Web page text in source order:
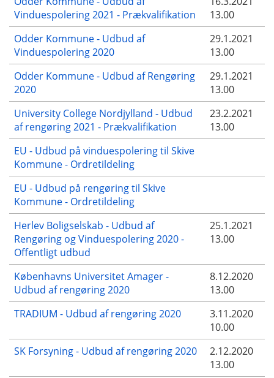
Vinduespolering 2021 - Prækvalifikation
13.00
Odder Kommune - Udbud af
Vinduespolering 2020
29.1.2021
13.00
Odder Kommune - Udbud af Rengøring
2020
29.1.2021
13.00
University College Nordjylland - Udbud
af rengøring 2021 - Prækvalifikation
23.2.2021
13.00
EU - Udbud på vinduespolering til Skive
Kommune - Ordretildeling
EU - Udbud på rengøring til Skive
Kommune - Ordretildeling
Herlev Boligselskab - Udbud af
Rengøring og Vinduespolering 2020 -
Offentligt udbud
25.1.2021
13.00
Københavns Universitet Amager -
Udbud af rengøring 2020
8.12.2020
13.00
TRADIUM - Udbud af rengøring 2020
3.11.2020
10.00
SK Forsyning - Udbud af rengøring 2020
2.12.2020
13.00